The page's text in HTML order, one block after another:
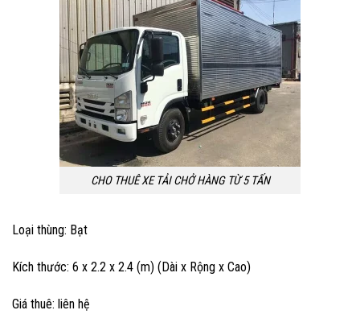
CHO THUÊ XE TẢI CHỞ HÀNG TỪ 5 TẤN
Loại thùng: Bạt
Kích thước: 6 x 2.2 x 2.4 (m) (Dài x Rộng x Cao)
Giá thuê: liên hệ